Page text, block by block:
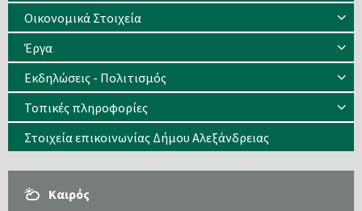
Οικονομικά Στοιχεία
Έργα
Εκδηλώσεις - Πολιτισμός
Τοπικές πληροφορίες
Στοιχεία επικοινωνίας Δήμου Αλεξάνδρειας
Καιρός